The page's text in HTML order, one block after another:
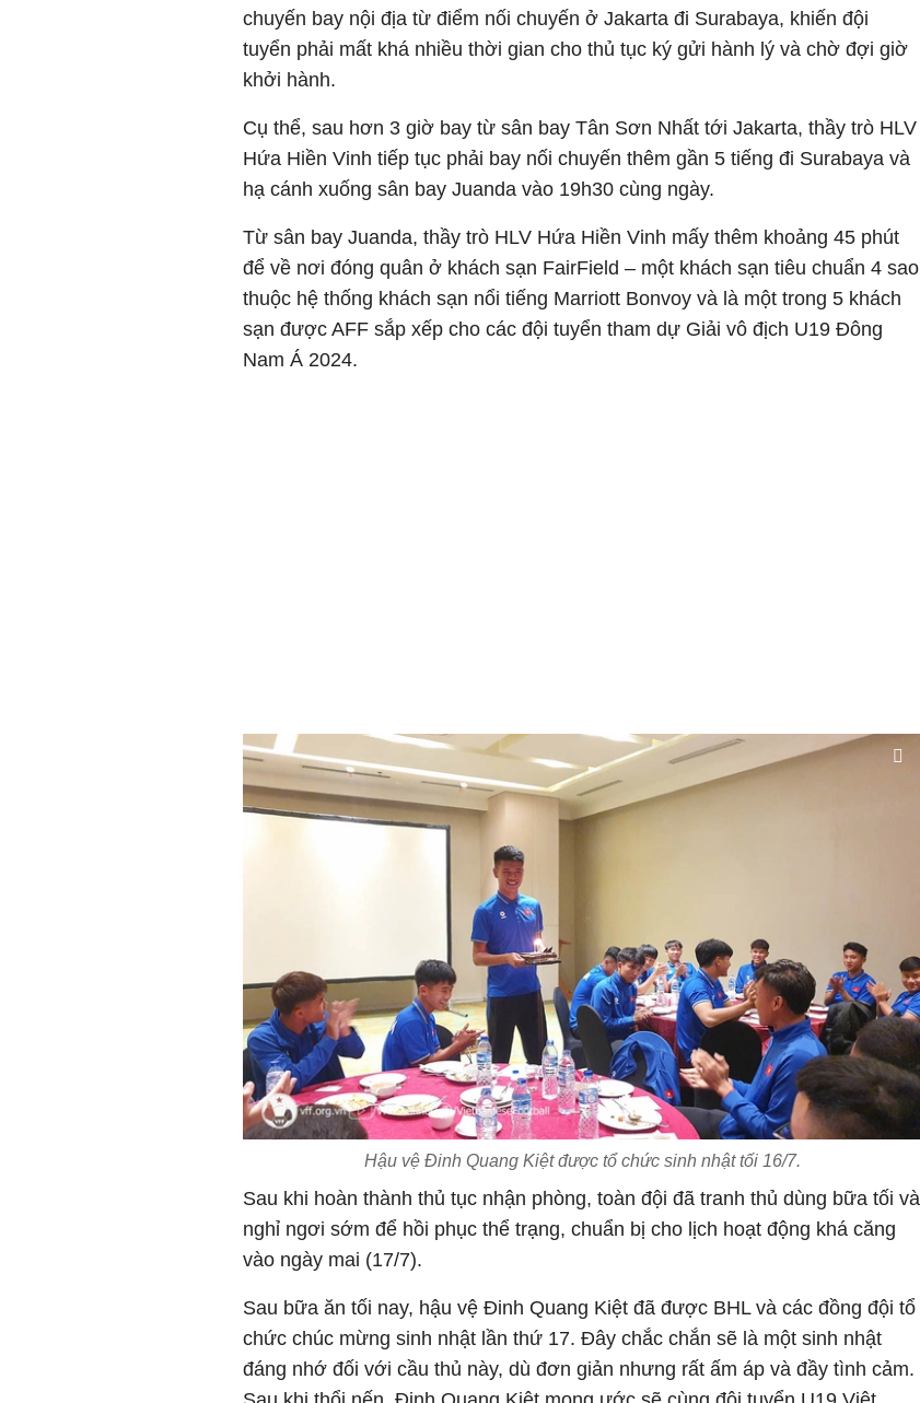
chuyến bay nội địa từ điểm nối chuyến ở Jakarta đi Surabaya, khiến đội
tuyển phải mất khá nhiều thời gian cho thủ tục ký gửi hành lý và chờ đợi giờ
khởi hành.
Cụ thể, sau hơn 3 giờ bay từ sân bay Tân Sơn Nhất tới Jakarta, thầy trò HLV
Hứa Hiền Vinh tiếp tục phải bay nối chuyến thêm gần 5 tiếng đi Surabaya và
hạ cánh xuống sân bay Juanda vào 19h30 cùng ngày.
Từ sân bay Juanda, thầy trò HLV Hứa Hiền Vinh mấy thêm khoảng 45 phút
để về nơi đóng quân ở khách sạn FairField – một khách sạn tiêu chuẩn 4 sao
thuộc hệ thống khách sạn nổi tiếng Marriott Bonvoy và là một trong 5 khách
sạn được AFF sắp xếp cho các đội tuyển tham dự Giải vô địch U19 Đông
Nam Á 2024.
Hậu vệ Đinh Quang Kiệt được tổ chức sinh nhật tối 16/7.
Sau khi hoàn thành thủ tục nhận phòng, toàn đội đã tranh thủ dùng bữa tối và
nghỉ ngơi sớm để hồi phục thể trạng, chuẩn bị cho lịch hoạt động khá căng
vào ngày mai (17/7).
Sau bữa ăn tối nay, hậu vệ Đinh Quang Kiệt đã được BHL và các đồng đội tổ
chức chúc mừng sinh nhật lần thứ 17. Đây chắc chắn sẽ là một sinh nhật
đáng nhớ đối với cầu thủ này, dù đơn giản nhưng rất ấm áp và đầy tình cảm.